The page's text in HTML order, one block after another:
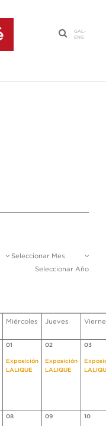
·
GAL-
ENG
Seleccionar Mes
Seleccionar Año
Miércoles Jueves
01
Exposición
LALIQUE
02
Exposición
LALIQUE
03
08 09 10